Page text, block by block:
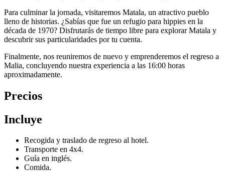
Para culminar la jornada, visitaremos Matala, un atractivo pueblo
lleno de historias. ¿Sabías que fue un refugio para hippies en la
década de 1970? Disfrutarás de tiempo libre para explorar Matala y
descubrir sus particularidades por tu cuenta.
Finalmente, nos reuniremos de nuevo y emprenderemos el regreso a
Malia, concluyendo nuestra experiencia a las 16:00 horas
aproximadamente.
Precios
Incluye
Recogida y traslado de regreso al hotel.
Transporte en 4x4.
Guía en inglés.
Comida.